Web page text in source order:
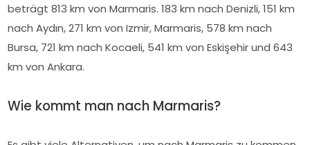
beträgt 813 km von Marmaris. 183 km nach Denizli, 151 km
nach Aydın, 271 km von Izmir, Marmaris, 578 km nach
Bursa, 721 km nach Kocaeli, 541 km von Eskişehir und 643
km von Ankara.
Wie kommt man nach Marmaris?